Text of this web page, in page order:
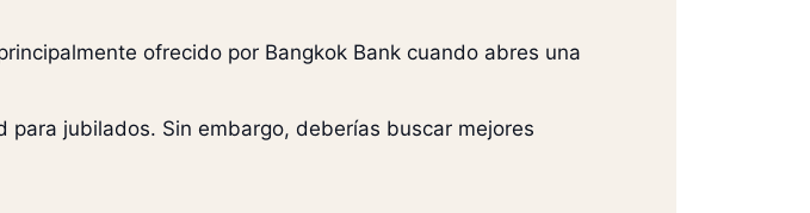
ofrecido por Bangkok Bank cuando abres una
jubilados. Sin embargo, deberías buscar mejores